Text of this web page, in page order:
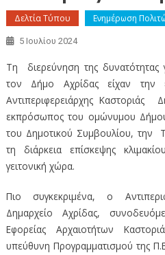
Δελτία Τύπου Ενημέρωση
5 Ιουλίου 2024
Τη διερεύνηση της δυνατότητας
τον Δήμο Αχρίδας είχαν την
Αντιπεριφερειάρχης
εκπρόσωπος του ομώνυμου
του Δημοτικού Συμβουλίου, την
τη διάρκεια επίσκεψης
γειτονική χώρα.
Πιο συγκεκριμένα, ο
Δημαρχείο Αχρίδας,
Εφορείας Αρχαιοτήτων
υπεύθυνη Προγραμματισμού της